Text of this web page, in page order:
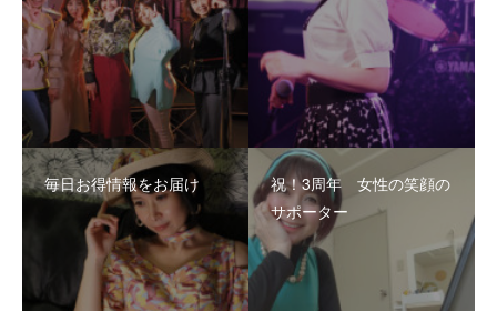
毎日お得情報をお届け
祝！3周年 女性の笑顔の
サポーター